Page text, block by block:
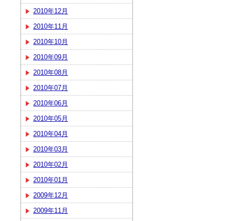
2010年12月
2010年11月
2010年10月
2010年09月
2010年08月
2010年07月
2010年06月
2010年05月
2010年04月
2010年03月
2010年02月
2010年01月
2009年12月
2009年11月